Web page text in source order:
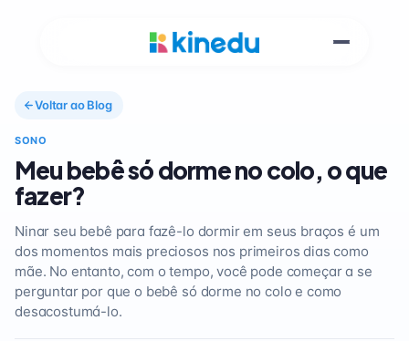
Voltar ao Blog
SONO
Meu bebê só dorme no colo, o que
fazer?
Ninar seu bebê para fazê-lo dormir em seus braços é um
dos momentos mais preciosos nos primeiros dias como
mãe. No entanto, com o tempo, você pode começar a se
perguntar por que o bebê só dorme no colo e como
desacostumá-lo.